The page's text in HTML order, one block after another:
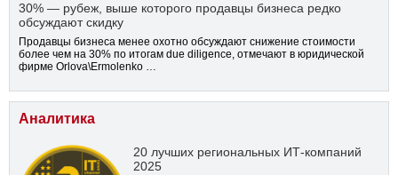
30% — рубеж, выше которого продавцы бизнеса редко
обсуждают скидку
Продавцы бизнеса менее охотно обсуждают снижение стоимости
более чем на 30% по итогам due diligence, отмечают в юридической
фирме Orlova\Ermolenko …
Аналитика
20 лучших региональных ИТ-компаний
2025